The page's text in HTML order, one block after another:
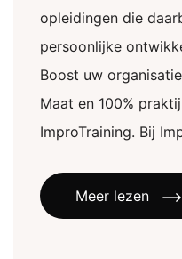
opleidingen die
persoonlijke
Boost uw
Maat en 100%
ImproTraining. Bij
Meer lezen